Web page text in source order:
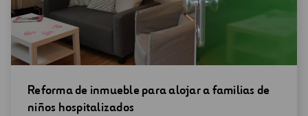
Abrir
una
Reforma de inmueble para alojar a familias de
niños hospitalizados